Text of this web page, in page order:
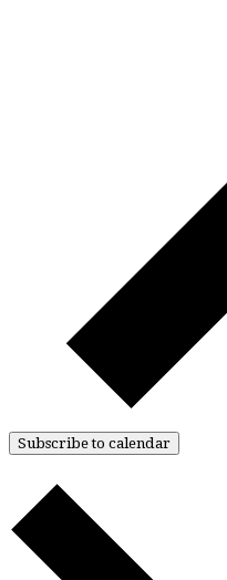
Subscribe to calendar